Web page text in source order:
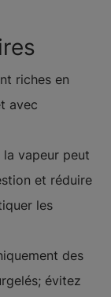
riches en
avec
vapeur peut
et réduire
les
des
évitez